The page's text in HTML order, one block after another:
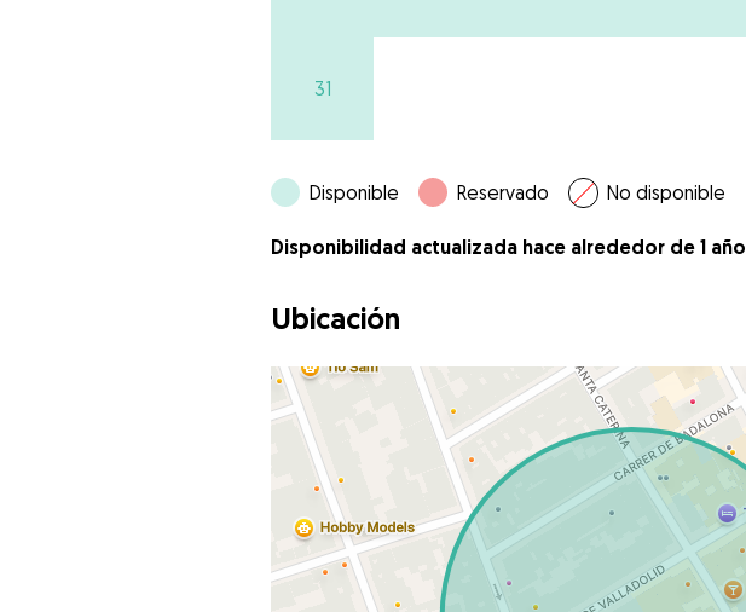
31
Disponible Reservado No disponible
Disponibilidad actualizada hace alrededor de 1 año
Ubicación